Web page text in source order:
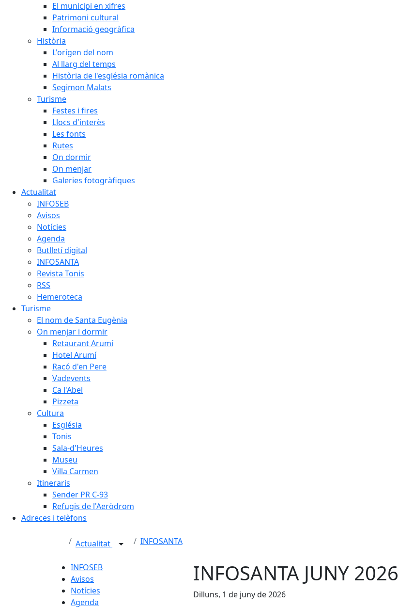
El municipi en xifres
Patrimoni cultural
Informació geogràfica
Història
L'orígen del nom
Al llarg del temps
Història de l'església romànica
Segimon Malats
Turisme
Festes i fires
Llocs d'interès
Les fonts
Rutes
On dormir
On menjar
Galeries fotogràfiques
Actualitat
INFOSEB
Avisos
Notícies
Agenda
Butlletí digital
INFOSANTA
Revista Tonis
RSS
Hemeroteca
Turisme
El nom de Santa Eugènia
On menjar i dormir
Retaurant Arumí
Hotel Arumí
Racó d'en Pere
Vadevents
Ca l'Abel
Pizzeta
Cultura
Església
Tonis
Sala-d'Heures
Museu
Villa Carmen
Itineraris
Sender PR C-93
Refugis de l'Aeròdrom
Adreces i telèfons
Actualitat INFOSANTA
INFOSEB
Avisos
Notícies
Agenda
INFOSANTA JUNY 2026
Dilluns, 1 de juny de 2026